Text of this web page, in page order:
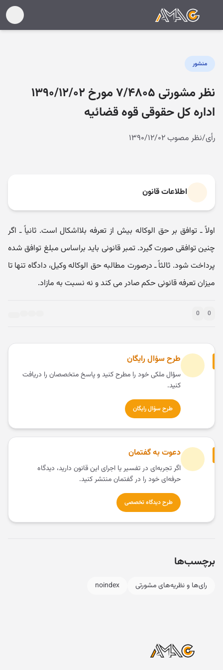
منشور
نظر مشورتی ۷/۴۸۰۵ مورخ ۱۳۹۰/۱۲/۰۲
اداره کل حقوقی قوه قضائیه
رأی/نظر مصوب ۱۳۹۰/۱۲/۰۲
اطلاعات قانون
اولاً ـ توافق بر حق الوکاله بیش از تعرفه بلااشکال است. ثانیاً ـ اگر
چنین توافقی صورت گیرد. تمبر قانونی باید براساس مبلغ توافق شده
پرداخت شود. ثالثاً ـ درصورت مطالبه حق الوکاله وکیل، دادگاه تنها تا
میزان تعرفه قانونی حکم صادر می کند و نه نسبت به مازاد.
0
0
طرح سؤال رایگان
سؤال ملکی خود را مطرح کنید و پاسخ متخصصان را دریافت
کنید.
طرح سؤال رایگان
دعوت به گفتمان
اگر تجربه‌ای در تفسیر یا اجرای این قانون دارید، دیدگاه
حرفه‌ای خود را در گفتمان منتشر کنید.
طرح دیدگاه تخصصی
برچسب‌ها
رای‌ها و نظریه‌های مشورتی noindex